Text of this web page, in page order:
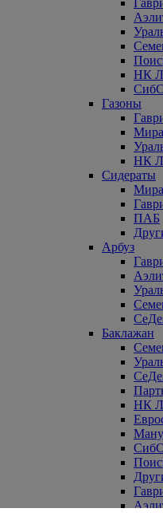
НК
Газоны
НК
Сидераты
ПАБ
Арбуз
Баклажан
НК